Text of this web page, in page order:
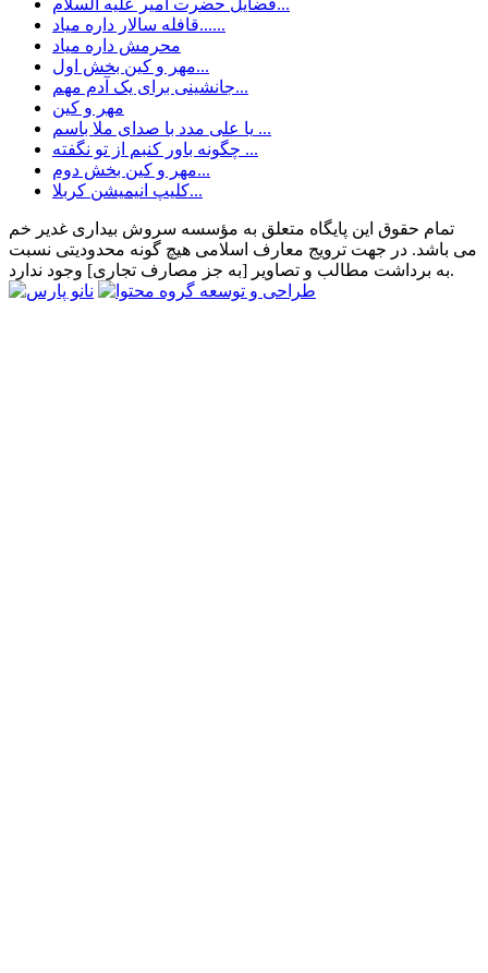
قافله سالار داره میاد......
محرمش داره میاد
مهر و کین بخش اول...
جانشینی برای یک آدم مهم...
مهر و کین
یا علی مدد با صدای ملا باسم ...
چگونه باور کنبم از تو نگفته ...
مهر و کین بخش دوم...
کلیپ انیمیشن کربلا...
تمام حقوق این پایگاه متعلق به مؤسسه سروش بیداری غدیر خم
می باشد. در جهت ترویج معارف اسلامی هیچ گونه محدودیتی نسبت
به برداشت مطالب و تصاویر [به جز مصارف تجاری] وجود ندارد.